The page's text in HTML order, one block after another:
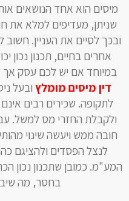
מיסים הוא אחד הנושאים
שניתן, מעדיפים למלא
ובכך לסיים את העניין.
אחרים בחיים, תכנון נכון
במיוחד אם יש לכם עסק
דין מיסים מומלץ ובעל
לתקופה. שכירים רבים אינם
ולקבלת החזרי מס למשל.
חובה ממש ויעשה שינוי
לנצל הפסדים ולהציגם
המע"מ. כמובן שתכנון נכון
בחסר, מה